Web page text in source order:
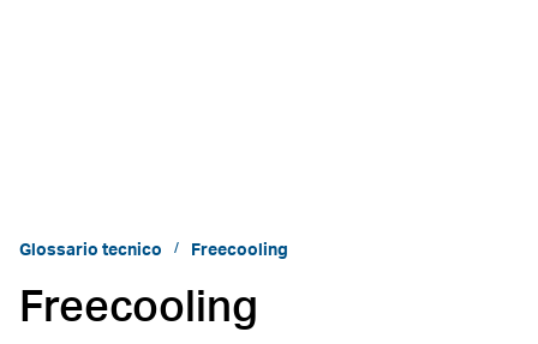
Glossario tecnico Freecooling
Freecooling